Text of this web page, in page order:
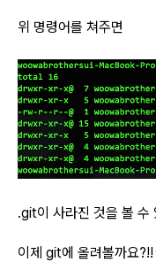
위 명령어를 쳐주면
.git이 사라진 것을 볼 수
이제 git에 올려볼까요?!!